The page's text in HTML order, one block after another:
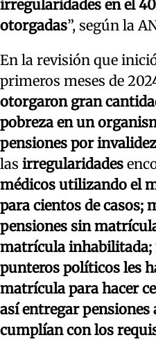
irregularidades en el
otorgadas”, según la
En la revisión que
primeros meses de
otorgaron gran
pobreza en un
pensiones por
las irregularidades
médicos utilizando el
para cientos de casos;
pensiones sin
matrícula inhabilitada;
punteros políticos les
matrícula para hacer
así entregar pensiones
cumplían con los